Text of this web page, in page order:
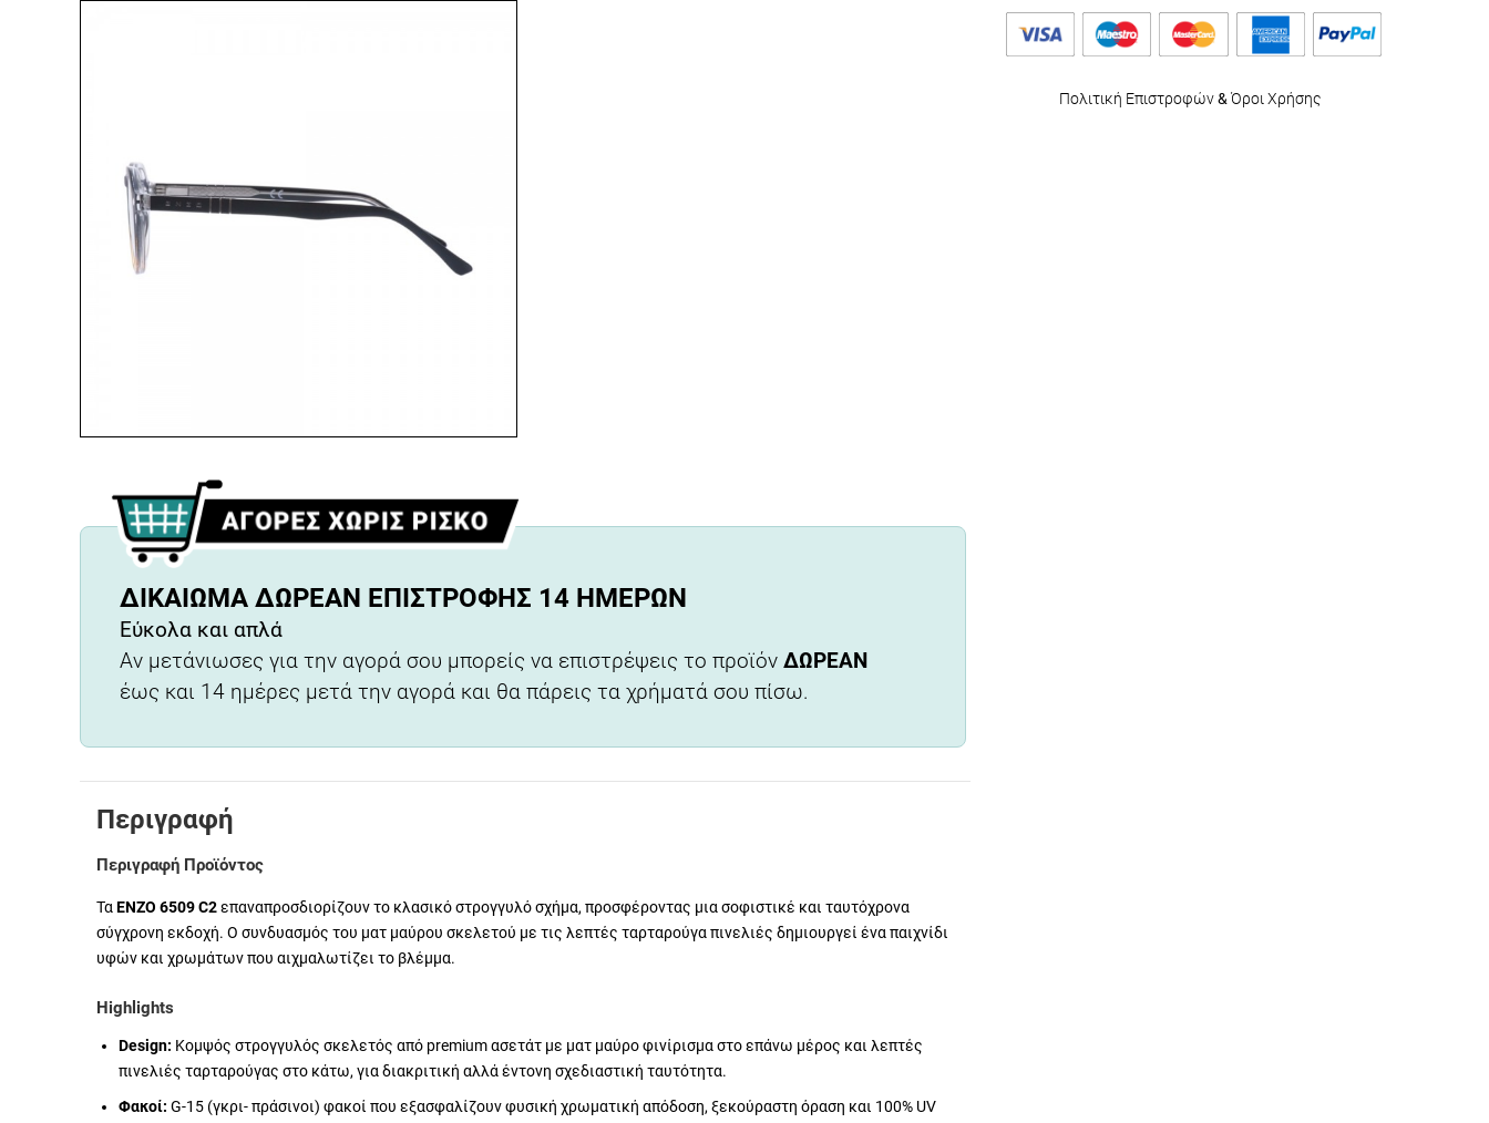
ΔΙΚΑΊΩΜΑ ΔΩΡΕΆΝ ΕΠΙΣΤΡΟΦΉΣ 14 ΗΜΕΡΏΝ
Εύκολα και απλά
Αν μετάνιωσες για την αγορά σου μπορείς να επιστρέψεις το προϊόν ΔΩΡΕΑΝ
έως και 14 ημέρες μετά την αγορά και θα πάρεις τα χρήματά σου πίσω.
Περιγραφή
Περιγραφή Προϊόντος
ΤαENZO 6509 C2επαναπροσδιορίζουν το κλασικό στρογγυλό σχήμα, προσφέροντας μια σοφιστικέ και ταυτόχρονα
σύγχρονη εκδοχή. Ο συνδυασμός του ματ μαύρου σκελετού με τις λεπτές ταρταρούγα πινελιές δημιουργεί ένα παιχνίδι
υφών και χρωμάτων που αιχμαλωτίζει το βλέμμα.
Highlights
Design: Κομψός στρογγυλός σκελετός από premium ασετάτ με ματ μαύρο φινίρισμα στο επάνω μέρος και λεπτές
πινελιές ταρταρούγας στο κάτω, για διακριτική αλλά έντονη σχεδιαστική ταυτότητα.
Φακοί: G-15 (γκρι- πράσινοι) φακοί που εξασφαλίζουν φυσική χρωματική απόδοση, ξεκούραστη όραση και 100% UV
Πολιτική Επιστροφών& Όροι Χρήσης